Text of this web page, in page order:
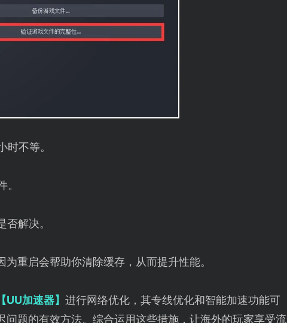
不等。
解决。
重启会帮助你清除缓存，从而提升性能。
【UU加速器】 进行网络优化，其专线优化和智能加速功能可
题的有效方法。综合运用这些措施，让海外的玩家享受流